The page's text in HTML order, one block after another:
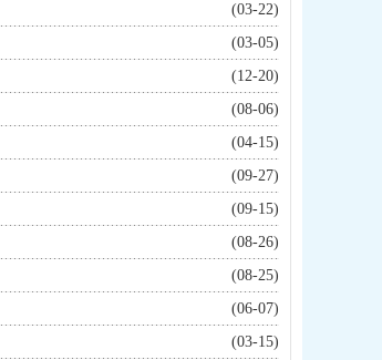
(03-22)
(03-05)
(12-20)
(08-06)
(04-15)
(09-27)
(09-15)
(08-26)
(08-25)
(06-07)
(03-15)